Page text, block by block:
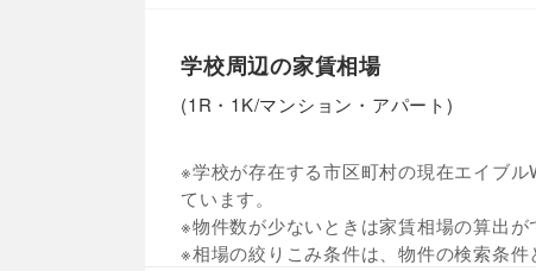
学校周辺の家賃相場
(1R・1K/マンション・アパート)
※学校が存在する市区町村の現在エイブ
ています。
※物件数が少ないときは家賃相場の算出
※相場の絞りこみ条件は、物件の検索条